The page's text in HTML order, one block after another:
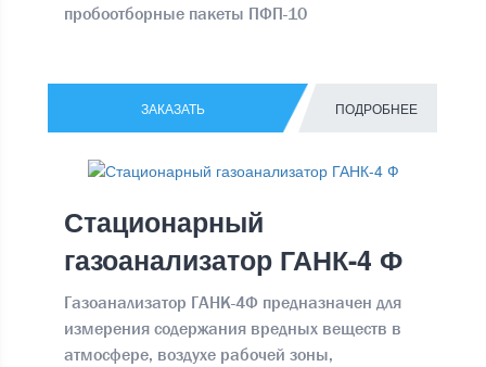
пробоотборные пакеты ПФП-10
ЗАКАЗАТЬ ПОДРОБНЕЕ
Стационарный
газоанализатор ГАНК-4 Ф
Газоанализатор ГАНК-4Ф предназначен для
измерения содержания вредных веществ в
атмосфере, воздухе рабочей зоны,